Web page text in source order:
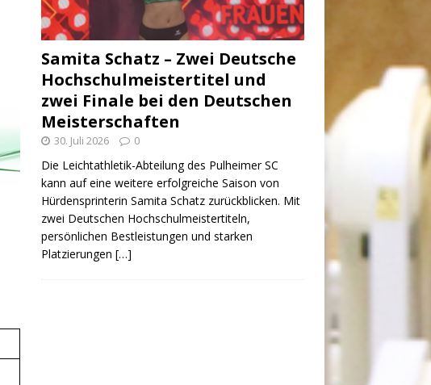
Samita Schatz – Zwei Deutsche
Hochschulmeistertitel und
zwei Finale bei den Deutschen
Meisterschaften
30. Juli 2026 0
Die Leichtathletik-Abteilung des Pulheimer SC
kann auf eine weitere erfolgreiche Saison von
Hürdensprinterin Samita Schatz zurückblicken. Mit
zwei Deutschen Hochschulmeistertiteln,
persönlichen Bestleistungen und starken
Platzierungen […]